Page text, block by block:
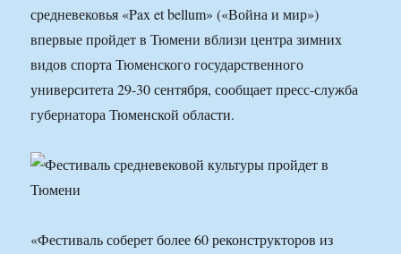
средневековья «Pax et bellum» («Война и мир»)
впервые пройдет в Тюмени вблизи центра зимних
видов спорта Тюменского государственного
университета 29-30 сентября, сообщает пресс-служба
губернатора Тюменской области.
«Фестиваль соберет более 60 реконструкторов из